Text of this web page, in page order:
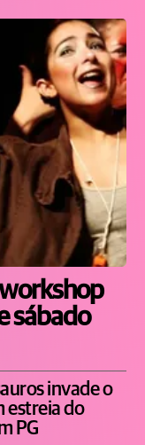
sábado
invade o
estreia do
PG